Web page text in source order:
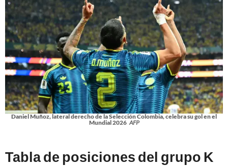
Daniel Muñoz, lateral derecho de la Selección Colombia, celebra su gol en el
Mundial 2026 AFP
Tabla de posiciones del grupo K